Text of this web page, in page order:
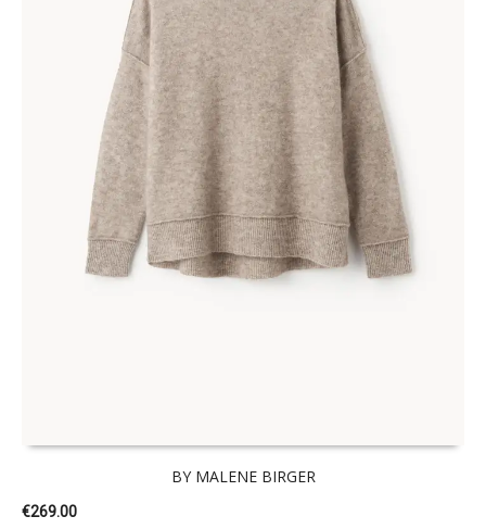
BY MALENE BIRGER
€269.00